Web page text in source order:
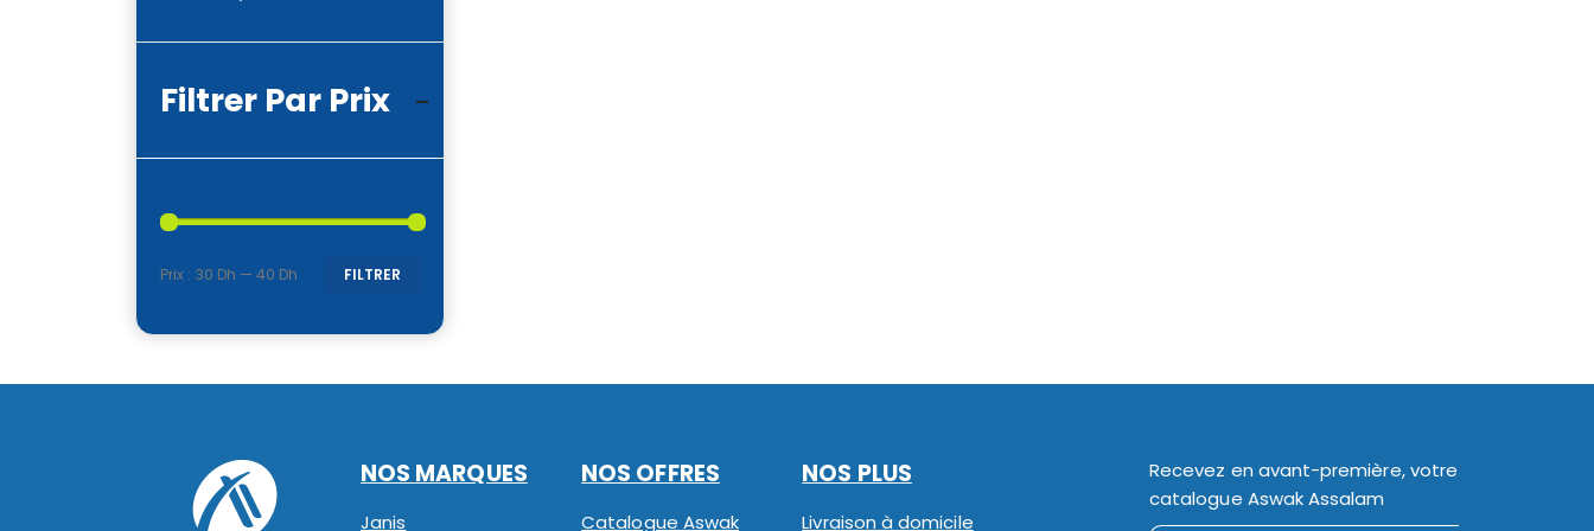
Filtrer Par Prix
FILTRER
Prix : 30 Dh — 40 Dh
NOS MARQUES
Janis
NOS OFFRES
Catalogue Aswak
NOS PLUS
Livraison à domicile
Recevez en avant-première, votre
catalogue Aswak Assalam